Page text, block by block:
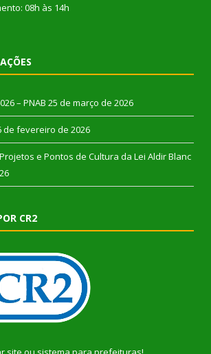
08h às 14h
– PNAB 25 de março de 2026
de fevereiro de 2026
e Pontos de Cultura da Lei Aldir Blanc
CR2